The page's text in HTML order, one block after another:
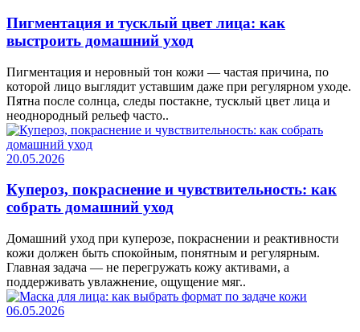
Пигментация и тусклый цвет лица: как
выстроить домашний уход
Пигментация и неровный тон кожи — частая причина, по
которой лицо выглядит уставшим даже при регулярном уходе.
Пятна после солнца, следы постакне, тусклый цвет лица и
неоднородный рельеф часто..
20.05.2026
Купероз, покраснение и чувствительность: как
собрать домашний уход
Домашний уход при куперозе, покраснении и реактивности
кожи должен быть спокойным, понятным и регулярным.
Главная задача — не перегружать кожу активами, а
поддерживать увлажнение, ощущение мяг..
06.05.2026